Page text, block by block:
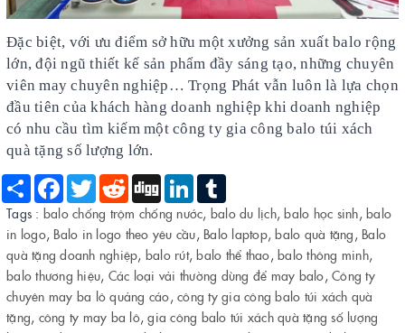
Đặc biệt, với ưu điểm sở hữu một xưởng sản xuất balo rộng
lớn, đội ngũ thiết kế sản phẩm đầy sáng tạo, những chuyên
viên may chuyên nghiệp… Trọng Phát vẫn luôn là lựa chọn
đầu tiên của khách hàng doanh nghiệp khi doanh nghiệp
có nhu cầu tìm kiếm một công ty gia công balo túi xách
quà tặng số lượng lớn.
Share Facebook
Twitter Reddit Digg LinkedIn
Tags : balo chống trộm chống nước, balo du lịch,balo học sinh, balo
in logo, Balo in logo theo yêu cầu, Balo laptop,balo quà tặng , Balo
quà tặng doanh nghiệp, balo rút,balo thể thao, balo thông minh,
balo thương hiệu, Các loại vải thường dùng để may balo, Công ty
chuyên may ba lô quảng cáo, công ty gia công balo túi xách quà
tặng, công ty may ba lô,gia công balo túi xách quà tặng số lượng